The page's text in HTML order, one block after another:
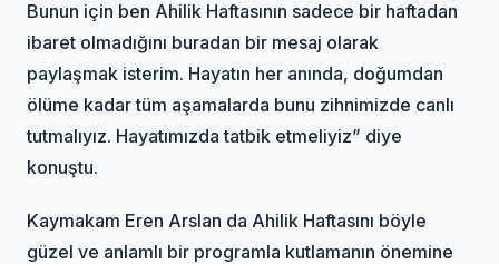
Bunun için ben Ahilik Haftasının sadece bir haftadan
ibaret olmadığını buradan bir mesaj olarak
paylaşmak isterim. Hayatın her anında, doğumdan
ölüme kadar tüm aşamalarda bunu zihnimizde canlı
tutmalıyız. Hayatımızda tatbik etmeliyiz” diye
konuştu.
Kaymakam Eren Arslan da Ahilik Haftasını böyle
güzel ve anlamlı bir programla kutlamanın önemine